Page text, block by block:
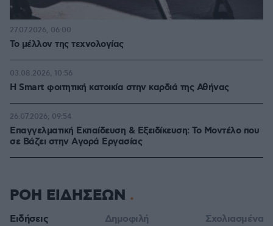
Το μέλλον της τεχνολογίας
27.07.2026, 06:00
Η Smart φοιτητική κατοικία στην καρδιά της Αθήνας
03.08.2026, 10:56
Επαγγελματική Εκπαίδευση & Εξειδίκευση: Το Mοντέλο που
σε Bάζει στην Aγορά Eργασίας
26.07.2026, 09:54
ΡΟΗ ΕΙΔΗΣΕΩΝ
Ειδήσεις Δημοφιλή Σχολιασμένα